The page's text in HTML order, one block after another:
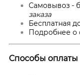
Самовывоз -
заказа
Бесплатная
Подробнее о
Способы оплаты